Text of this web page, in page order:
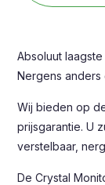
Absoluut
Nergens
Wij bieden op
prijsgarantie. U
verstelbaar,
De Crystal